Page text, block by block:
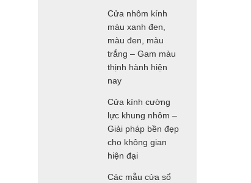
Cửa nhôm kính
màu xanh đen,
màu đen, màu
trắng – Gam màu
thịnh hành hiện
nay
Cửa kính cường
lực khung nhôm –
Giải pháp bền đẹp
cho không gian
hiện đại
Các mẫu cửa sổ